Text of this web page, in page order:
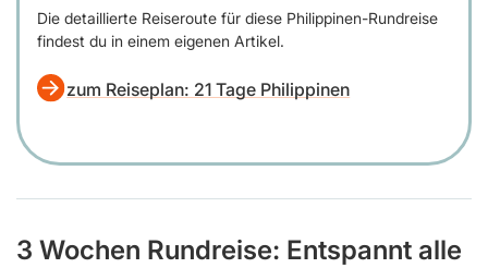
Die detaillierte Reiseroute für diese Philippinen-Rundreise
findest du in einem eigenen Artikel.
zum Reiseplan: 21 Tage Philippinen
3 Wochen Rundreise: Entspannt alle